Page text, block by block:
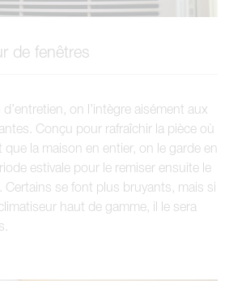
de fenêtres
on l’intègre aisément aux
Conçu pour rafraîchir la pièce où
la maison en entier, on le garde en
estivale pour le remiser ensuite le
Certains se font plus bruyants, mais si
haut de gamme, il le sera